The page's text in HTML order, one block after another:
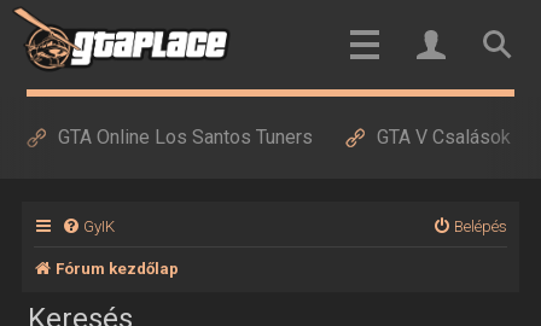
GTA Online Los Santos Tuners GTA V Csalások
GyIK Belépés
Fórum kezdőlap
Keresés